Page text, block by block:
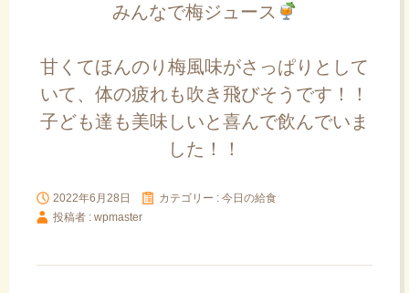
みんなで梅ジュース
甘くてほんのり梅風味がさっぱりとして
いて、体の疲れも吹き飛びそうです！！
子ども達も美味しいと喜んで飲んでいま
した！！
2022年6月28日 カテゴリー : 今日の給食
投稿者 : wpmaster